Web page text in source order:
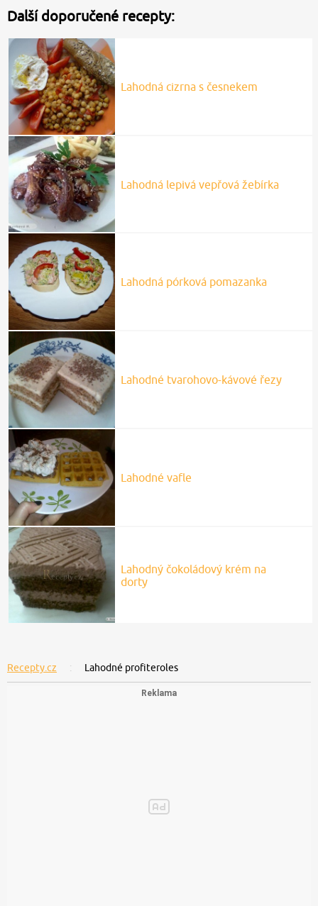
Další doporučené recepty:
Lahodná cizrna s česnekem
Lahodná lepivá vepřová žebírka
Lahodná pórková pomazanka
Lahodné tvarohovo-kávové řezy
Lahodné vafle
Lahodný čokoládový krém na
dorty
Recepty.cz Lahodné profiteroles